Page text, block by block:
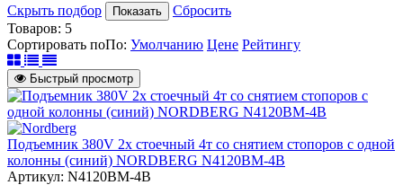
Скрыть подбор Показать
Сбросить
Товаров: 5
Сортировать поПо: Умолчанию Цене Рейтингу
Быстрый просмотр
Подъемник 380V 2х стоечный 4т со снятием стопоров с одной
колонны (синий) NORDBERG N4120BM-4B
Артикул: N4120BM-4B